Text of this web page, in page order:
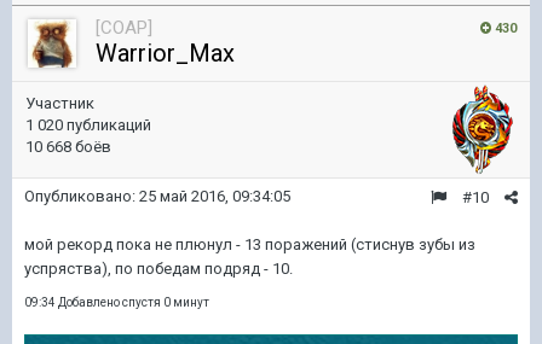
430
[COAP]
Warrior_Max
Участник
1 020 публикаций
10 668 боёв
#10
Опубликовано: 25 май 2016, 09:34:05
мой рекорд пока не плюнул - 13 поражений (стиснув зубы из
успряства), по победам подряд - 10.
09:34 Добавлено спустя 0 минут